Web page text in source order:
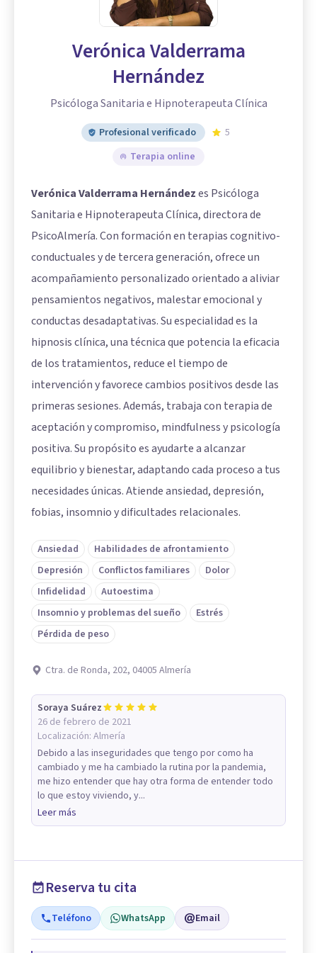
Verónica Valderrama
Hernández
Psicóloga Sanitaria e Hipnoterapeuta Clínica
Profesional verificado
5
Terapia online
Verónica Valderrama Hernándezes Psicóloga
Sanitaria e Hipnoterapeuta Clínica, directora de
PsicoAlmería. Con formación en terapias cognitivo-
conductuales y de tercera generación, ofrece un
acompañamiento personalizado orientado a aliviar
pensamientos negativos, malestar emocional y
conductas desadaptativas. Su especialidad es la
hipnosis clínica, una técnica que potencia la eficacia
de los tratamientos, reduce el tiempo de
intervención y favorece cambios positivos desde las
primeras sesiones. Además, trabaja con terapia de
aceptación y compromiso, mindfulness y psicología
positiva. Su propósito es ayudarte a alcanzar
equilibrio y bienestar, adaptando cada proceso a tus
necesidades únicas. Atiende ansiedad, depresión,
fobias, insomnio y dificultades relacionales.
Ansiedad
Habilidades de afrontamiento
Depresión
Conflictos familiares
Dolor
Infidelidad
Autoestima
Insomnio y problemas del sueño
Estrés
Pérdida de peso
Ctra. de Ronda, 202, 04005 Almería
Soraya Suárez
26 de febrero de 2021
Localización: Almería
Debido a las inseguridades que tengo por como ha
cambiado y me ha cambiado la rutina por la pandemia,
me hizo entender que hay otra forma de entender todo
lo que estoy viviendo, y...
Leer más
Reserva tu cita
Teléfono WhatsApp Email